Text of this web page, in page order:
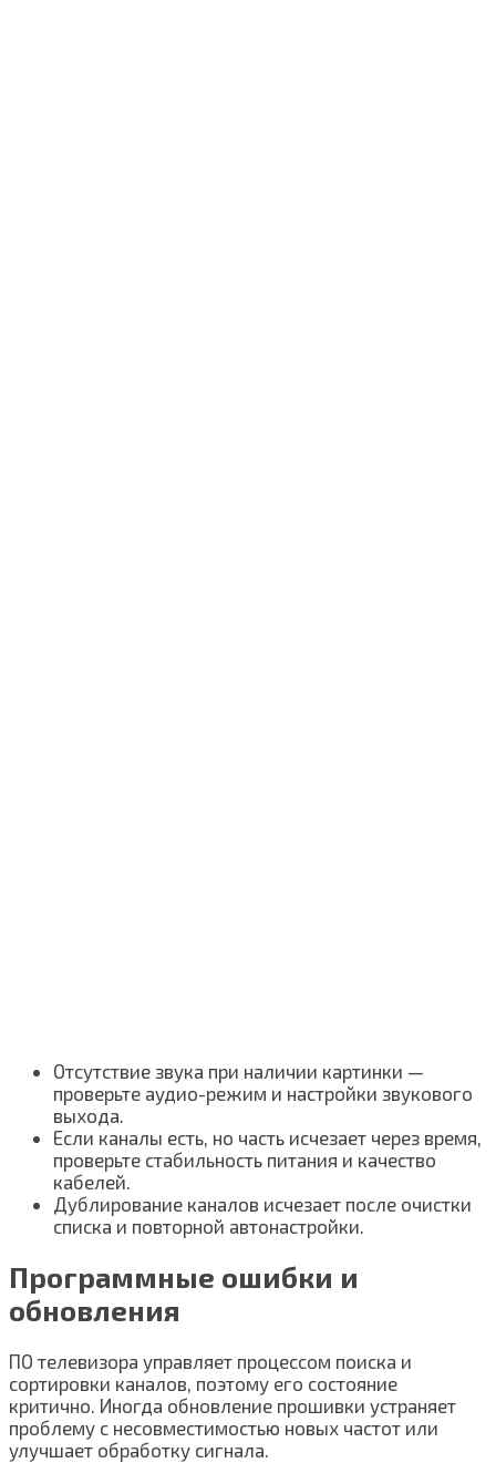
Отсутствие звука при наличии картинки —
проверьте аудио-режим и настройки звукового
выхода.
Если каналы есть, но часть исчезает через время,
проверьте стабильность питания и качество
кабелей.
Дублирование каналов исчезает после очистки
списка и повторной автонастройки.
Программные ошибки и
обновления
ПО телевизора управляет процессом поиска и
сортировки каналов, поэтому его состояние
критично. Иногда обновление прошивки устраняет
проблему с несовместимостью новых частот или
улучшает обработку сигнала.